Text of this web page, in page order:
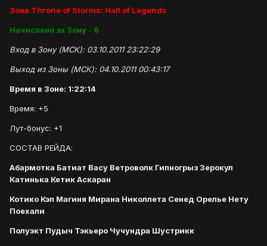
Зона Throne of Storms: Hall of Legends
Начислено за Зону - 6
Вход в Зону (МСК): 03.10.2011 23:22:29
Выход из Зоны (МСК): 04.10.2011 00:43:17
Время в Зоне: 1:22:14
Время: +5
Лут-бонус: +1
СОСТАВ РЕЙДА:
Абармотка Батиат Васу Ветроволк Гипногрыз Зерокул
Катинька Кетик Аскаран
Котико Кэп Магиня Мирана Николлета Сенед Орелье Нету
Поехали
Полуэкт Пудыч Тэкьеро Чучундра Шустрикк